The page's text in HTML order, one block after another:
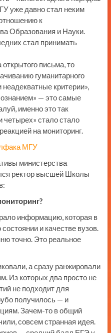
уже давно стал неким
к
Образования и Науки.
стал принимать
открытого письма, то
гуманитарного
неадекватные критерии»,
— это самые
именно это так
четырех» стало стало
на мониторинг.
МГУ
министерства
ректор высшей Школы
информацию, которая в
и качестве вузов.
точно. Это реальное
а сразу ранжировали
Из которых два просто не
не подходит для
получилось — и
Зачем-то в общий
совсем странная идея.